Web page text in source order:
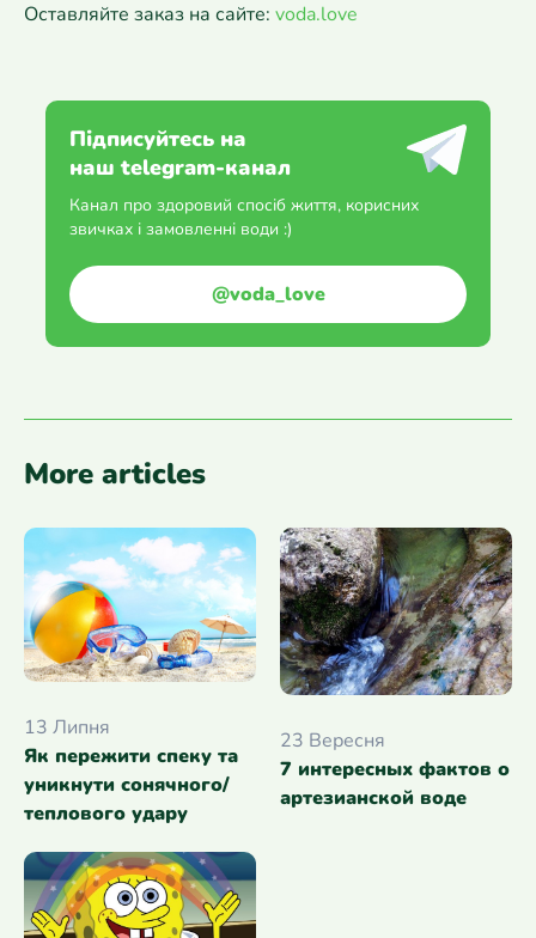
Оставляйте заказ на сайте: voda.love
Підписуйтесь на
наш telegram-канал
Канал про здоровий спосіб життя, корисних
звичках і замовленні води :)
@voda_love
More articles
13 Липня
Як пережити спеку та
уникнути сонячного/
теплового удару
23 Вересня
7 интересных фактов о
артезианской воде